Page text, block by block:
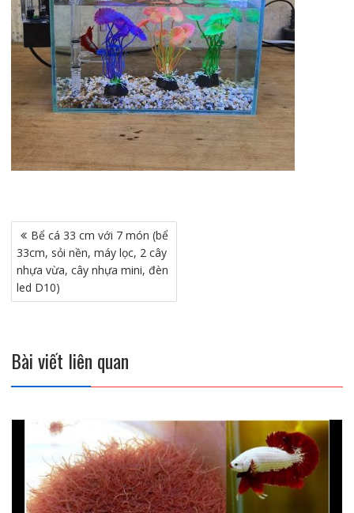
Điều
hướng
bài
viết
Bể cá 33 cm với 7 món (bể
33cm, sỏi nền, máy lọc, 2 cây
nhựa vừa, cây nhựa mini, đèn
led D10)
Bài viết liên quan